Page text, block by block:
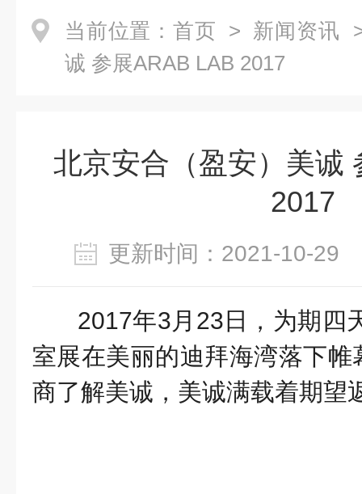
当前位置： 首页 > 新闻资讯
诚 参展ARAB LAB 2017
北京安合（盈安）美诚
2017
更新时间：2021-10-
2017年3月23日，为期四
室展在美丽的迪拜海湾落下
商了解美诚，美诚满载着期望